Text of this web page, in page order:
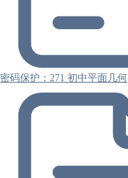
密码保护：271 初中平面几何